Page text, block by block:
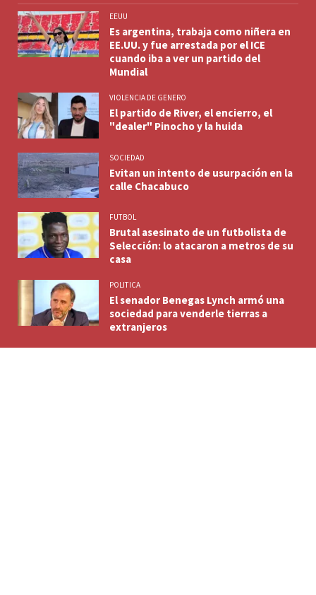
EEUU
Es argentina, trabaja como niñera en
EE.UU. y fue arrestada por el ICE
cuando iba a ver un partido del
Mundial
VIOLENCIA DE GENERO
El partido de River, el encierro, el
"dealer" Pinocho y la huida
SOCIEDAD
Evitan un intento de usurpación en la
calle Chacabuco
FUTBOL
Brutal asesinato de un futbolista de
Selección: lo atacaron a metros de su
casa
POLITICA
El senador Benegas Lynch armó una
sociedad para venderle tierras a
extranjeros